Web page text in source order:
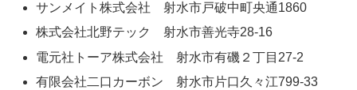
サンメイト株式会社 射水市戸破中町央通1860
株式会社北野テック 射水市善光寺28-16
電元社トーア株式会社 射水市有磯２丁目27-2
有限会社二口カーボン 射水市片口久々江799-33